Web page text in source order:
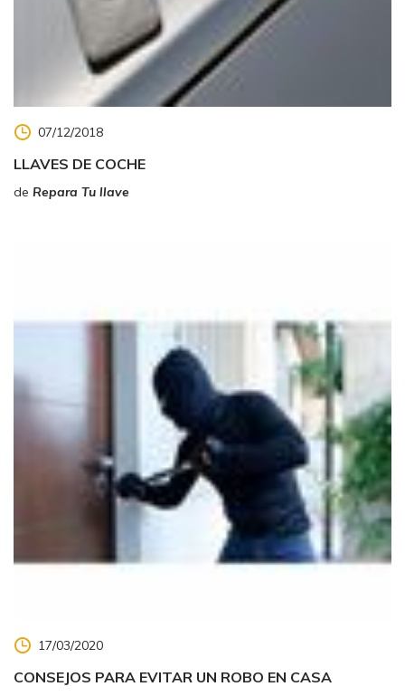
07/12/2018
LLAVES DE COCHE
de Repara Tu llave
17/03/2020
CONSEJOS PARA EVITAR UN ROBO EN CASA